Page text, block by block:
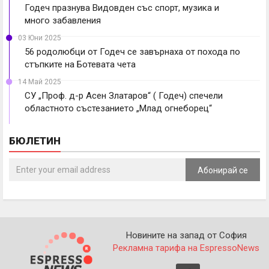
Годеч празнува Видовден със спорт, музика и
много забавления
03 Юни 2025
56 родолюбци от Годеч се завърнаха от похода по
стъпките на Ботевата чета
14 Май 2025
СУ „Проф. д-р Асен Златаров“ ( Годеч) спечели
областното състезанието „Млад огнеборец“
БЮЛЕТИН
Абонирай се
Новините на запад от София
Рекламна тарифа на EspressoNews